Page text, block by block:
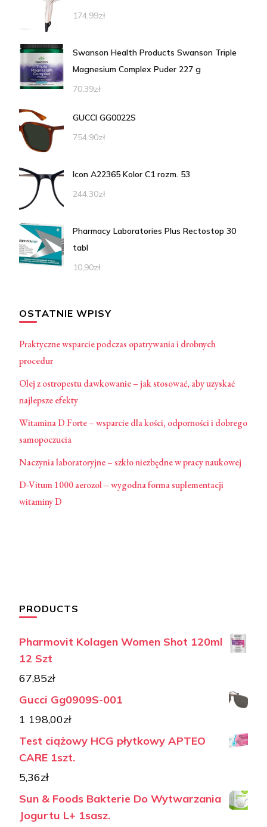
174,99zł
Swanson Health Products Swanson Triple
Magnesium Complex Puder 227 g
70,39zł
GUCCI GG0022S
754,90zł
Icon A22365 Kolor C1 rozm. 53
244,30zł
Pharmacy Laboratories Plus Rectostop 30
tabl
10,90zł
OSTATNIE WPISY
Praktyczne wsparcie podczas opatrywania i drobnych
procedur
Olej z ostropestu dawkowanie – jak stosować, aby uzyskać
najlepsze efekty
Witamina D Forte – wsparcie dla kości, odporności i dobrego
samopoczucia
Naczynia laboratoryjne – szkło niezbędne w pracy naukowej
D-Vitum 1000 aerozol – wygodna forma suplementacji
witaminy D
PRODUCTS
Pharmovit Kolagen Women Shot 120ml
12 Szt
67,85zł
Gucci Gg0909S-001
1 198,00zł
Test ciążowy HCG płytkowy APTEO
CARE 1szt.
5,36zł
Sun & Foods Bakterie Do Wytwarzania
Jogurtu L+ 1sasz.